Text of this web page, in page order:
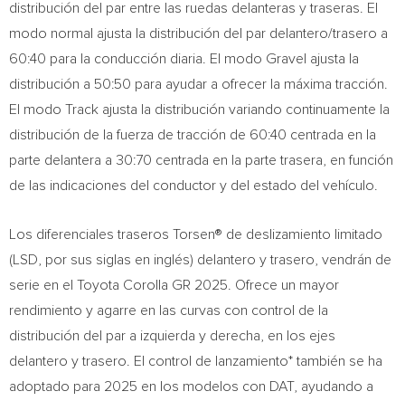
distribución del par entre las ruedas delanteras y traseras. El
modo normal ajusta la distribución del par delantero/trasero a
60:40 para la conducción diaria. El modo Gravel ajusta la
distribución a 50:50 para ayudar a ofrecer la máxima tracción.
El modo Track ajusta la distribución variando continuamente la
distribución de la fuerza de tracción de 60:40 centrada en la
parte delantera a 30:70 centrada en la parte trasera, en función
de las indicaciones del conductor y del estado del vehículo.
Los diferenciales traseros Torsen® de deslizamiento limitado
(LSD, por sus siglas en inglés) delantero y trasero, vendrán de
serie en el Toyota Corolla GR 2025. Ofrece un mayor
rendimiento y agarre en las curvas con control de la
distribución del par a izquierda y derecha, en los ejes
delantero y trasero. El control de lanzamiento* también se ha
adoptado para 2025 en los modelos con DAT, ayudando a